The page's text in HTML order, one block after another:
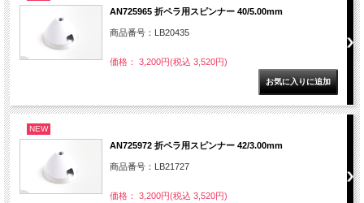
AN725965 折ペラ用スピンナー 40/5.00mm
商品番号：LB20435
価格： 3,200円(税込 3,520円)
NEW
AN725972 折ペラ用スピンナー 42/3.00mm
商品番号：LB21727
価格： 3,200円(税込 3,520円)